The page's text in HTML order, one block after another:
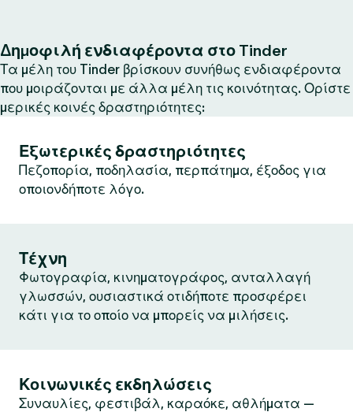
Δημοφιλή ενδιαφέροντα στο Tinder
Τα μέλη του Tinder βρίσκουν συνήθως ενδιαφέροντα
που μοιράζονται με άλλα μέλη τις κοινότητας. Ορίστε
μερικές κοινές δραστηριότητες:
Εξωτερικές δραστηριότητες
Πεζοπορία, ποδηλασία, περπάτημα, έξοδος για
οποιονδήποτε λόγο.
Τέχνη
Φωτογραφία, κινηματογράφος, ανταλλαγή
γλωσσών, ουσιαστικά οτιδήποτε προσφέρει
κάτι για το οποίο να μπορείς να μιλήσεις.
Κοινωνικές εκδηλώσεις
Συναυλίες, φεστιβάλ, καραόκε, αθλήματα —